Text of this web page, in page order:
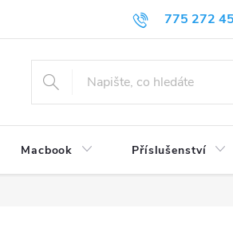
775 272
Macbook Příslušenství